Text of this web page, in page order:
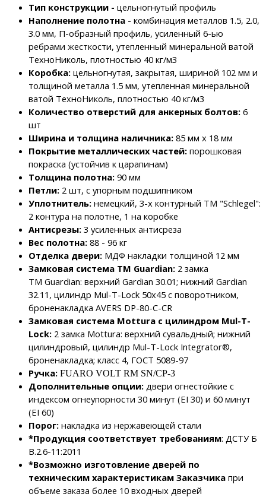
Тип конструкции - цельногнутый профиль
Наполнение полотна - комбинация металлов 1.5, 2.0,
3.0 мм, П-образный профиль, усиленный 6-ью
ребрами жесткости, утепленный минеральной ватой
ТехноНиколь, плотностью 40 кг/м3
Коробка: цельногнутая, закрытая, шириной 102 мм и
толщиной металла 1.5 мм, утепленная минеральной
ватой ТехноНиколь, плотностью 40 кг/м3
Количество отверстий для анкерных болтов: 6
шт
Ширина и толщина наличника: 85 мм х 18 мм
Покрытие металлических частей: порошковая
покраска (устойчив к царапинам)
Толщина полотна: 90 мм
Петли: 2 шт, с упорным подшипником
Уплотнитель: немецкий, 3-х контурный ТМ "Schlegel":
2 контура на полотне, 1 на коробке
Антисрезы: 3 усиленных антисреза
Вес полотна: 88 - 96 кг
Отделка двери: МДФ накладки толщиной 12 мм
Замковая система ТМ Guardian: 2 замка
ТМ Guardian: верхний Gardian 30.01; нижний Gardian
32.11, цилиндр Мul-T-Lock 50х45 с поворотником,
броненакладка AVERS DP-80-C-CR
Замковая система Mottura с цилиндром Mul-T-
Lock: 2 замка Mottura: верхний сувальдный; нижний
цилиндровый, цилиндр Mul-T-Lock Integrator®,
броненакладка; класс 4, ГОСТ 5089-97
Ручка: FUARO VOLT RM SN/CP-3
Дополнительные опции: двери огнестойкие с
индексом огнеупорности 30 минут (ЕІ 30) и 60 минут
(EI 60)
Порог: накладка из нержавеющей стали
*Продукция соответствует требованиям: ДCTУ Б
В.2.6-11:2011
*Возможно изготовление дверей по
техническим характеристикам Заказчика при
объеме заказа более 10 входных дверей